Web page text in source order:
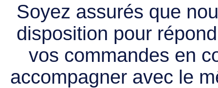
Soyez assurés que
disposition pour
vos commandes en
accompagner avec le